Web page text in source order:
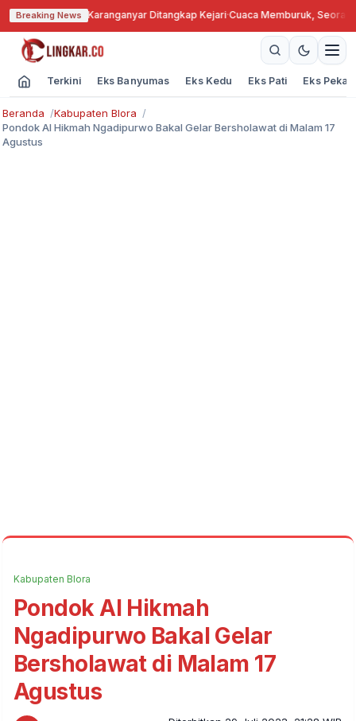
Breaking News
Kades Karanganyar Ditangkap Kejari·Cuaca Memburuk, Seorang
Terkini Eks Banyumas Eks Kedu Eks Pati Eks
Beranda
Kabupaten Blora
Pondok Al Hikmah Ngadipurwo Bakal Gelar Bersholawat di Malam 17
Agustus
Kabupaten Blora
Pondok Al Hikmah
Ngadipurwo Bakal Gelar
Bersholawat di Malam 17
Agustus